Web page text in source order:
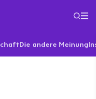
Die andere Meinung